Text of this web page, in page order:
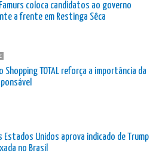
coloca candidatos ao governo
a frente em Restinga Sêca
Shopping TOTAL reforça a importância da
Estados Unidos aprova indicado de Trump
no Brasil